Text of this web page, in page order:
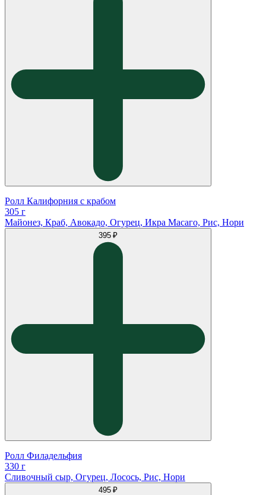
Ролл Калифорния с крабом
305 г
Майонез, Краб, Авокадо, Огурец, Икра Масаго, Рис, Нори
395 ₽
Ролл Филадельфия
330 г
Сливочный сыр, Огурец, Лосось, Рис, Нори
495 ₽